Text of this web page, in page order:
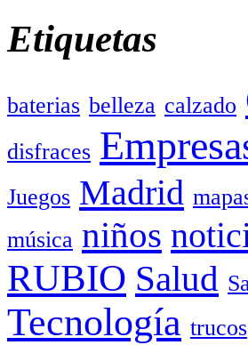
Etiquetas
baterias belleza calzado
disfraces
Juegos Madrid
música niños
RUBIO Salud
Tecnología trucos